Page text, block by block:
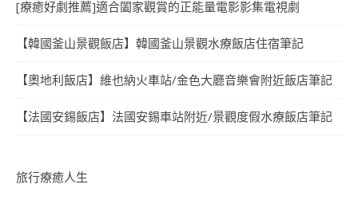
[療癒好劇推薦]適合闔家觀賞的正能量電影影集電視劇
【韓國釜山景觀飯店】韓國釜山景觀水療飯店住宿筆記
【奧地利飯店】維也納火車站/金色大廳音樂會附近飯店筆記
【法國安錫飯店】法國安錫車站附近/景觀度假水療飯店筆記
旅行療癒人生